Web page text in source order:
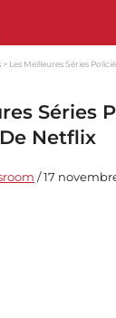
Les Meilleures Séries
Séries
Netflix
/ 17